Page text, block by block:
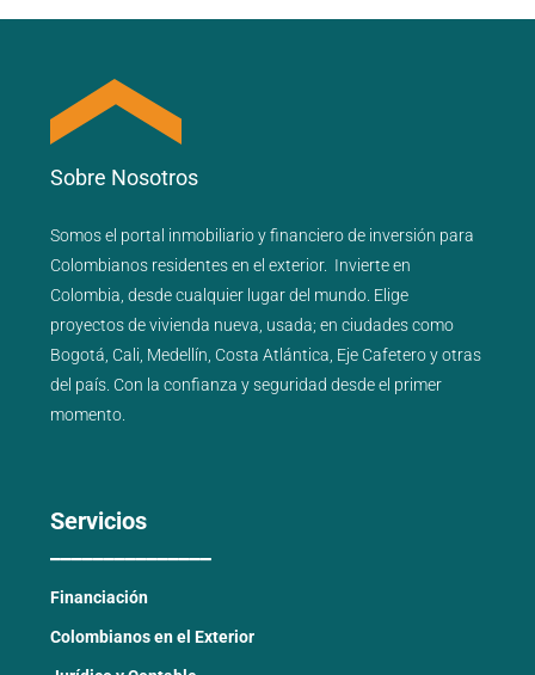
Sobre Nosotros
Somos el portal inmobiliarioyfinancierode inversión para
Colombianos residentes en el exterior. Invierte en
Colombia, desde cualquier lugar del mundo. Elige
proyectos devivienda nueva usada; en ciudades como
Bogotá Cali Medellín Costa Atlántica Eje Cafeteroyotras
del país . Con la confianza y seguridad desde el primer
momento.
Servicios
Financiación
Colombianos en el Exterior